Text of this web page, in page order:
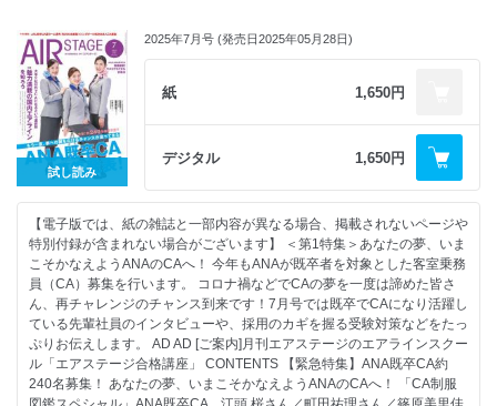
2025秋」
38 内匠淳氏推奨
2メートル先から輝く！
面接官の記憶に残る好印象メイク
42 エアステージおすすめの人気スクールをご紹介
秋のスクールガイド2025
46 あこがれの現場を実際に見にいこう！
読者モデルが行く会社訪問
スターフライヤー編
4 What’s NEWS／December 2025
45 ちーくまin the sky 間違い探し
57 ご案内 一人ひとりに寄り添う、アットホームなそらの学校
エアステージ・エアラインスクール
81 よりぬきNOKOの笑う受験者
85 外資系CA Tokoのチャットルーム
86 CA&グランドスタッフ 筆記試験講座
94 バックナンバーコレクション
96 次号予告／編集後記
97 イエローページ（募集情報）
祐実さん 6人の現役日本人CAに聞いたリアルボイス 外資系エアライン
の仕事と日常 キャセイパシフィック航空 中村 愛さん スターラックス航
空 栁澤 慧さん エアアジア X 櫻井 睦さん スクート 荒木 美の里さん
エティハド航空 内藤 満さん／宮原エリンさん 一覧で分かる、その数30
社以上 日本人CAが在籍する外資系エアライン 近年実施された募集まと
め 主な外資系各社のCA採用状況 外資系エアラインのCAになるために
知っておきたいこと 外資系CAになるためのマレーシア留学 クルーラウ
ンジが選ばれる理由 未来の自分が袖を通す日を想像して あこがれのCA
制服ガイド あなたもいつか着る日がきっと来る「国内エアライン」 仕立
ッタが大活躍「中東系エアライン」 カジュアルで機能性重視「米系エア
ライン」 華やかな民族衣装がせいぞろい「アジア系エアライン」 「エア
ステージ・エアラインスクール」のご案内 グランドスタッフ入門 ANA
グランドスタッフの訓練 ちーくまin the sky 間違い探し このままでは終わ
れない……落ちたことから学ぶ“私の伸ばし方”悔しさを力に変えて、次こ
そ合格！ CA＆グランドスタッフに不合格？でも大丈夫！ 自己分析を見
直して、合格をゲットせよ！ まだ間に合う！これから受験できるエアラ
イン、発表！ エッセイCAになるための教科書 CA＆グランドスタッフ 今
月の採用事情 Readers’ With（読者のお便りページ）／よりぬきNOKOの
試し読み
2025年7月号 (発売日2025年05月28日)
紙 1,650円
デジタル 1,650円
【電子版では、紙の雑誌と一部内容が異なる場合、掲載されないページや
特別付録が含まれない場合がございます】 ＜第1特集＞あなたの夢、いま
こそかなえようANAのCAへ！ 今年もANAが既卒者を対象とした客室乗務
員（CA）募集を行います。 コロナ禍などでCAの夢を一度は諦めた皆さ
ん、再チャレンジのチャンス到来です！7月号では既卒でCAになり活躍し
ている先輩社員のインタビューや、採用のカギを握る受験対策などをたっ
ぷりお伝えします。 AD AD [ご案内]月刊エアステージのエアラインスクー
ル「エアステージ合格講座」 CONTENTS 【緊急特集】ANA既卒CA約
240名募集！ あなたの夢、いまこそかなえようANAのCAへ！ 「CA制服